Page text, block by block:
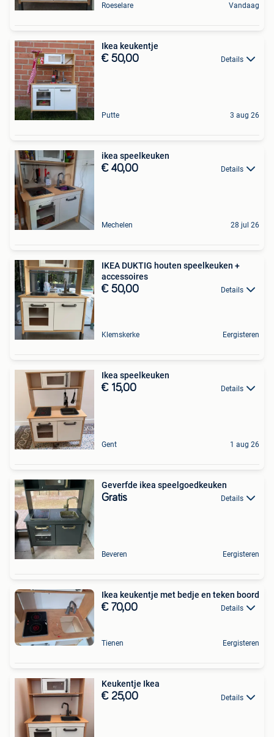
Roeselare Vandaag
Ikea keukentje
€ 50,00 Details
Putte 3 aug 26
ikea speelkeuken
€ 40,00 Details
Mechelen 28 jul 26
IKEA DUKTIG houten speelkeuken +
accessoires
€ 50,00 Details
Klemskerke Eergisteren
Ikea speelkeuken
€ 15,00 Details
Gent 1 aug 26
Geverfde ikea speelgoedkeuken
Gratis Details
Beveren Eergisteren
Ikea keukentje met bedje en teken boord
€ 70,00 Details
Tienen Eergisteren
Keukentje Ikea
€ 25,00 Details